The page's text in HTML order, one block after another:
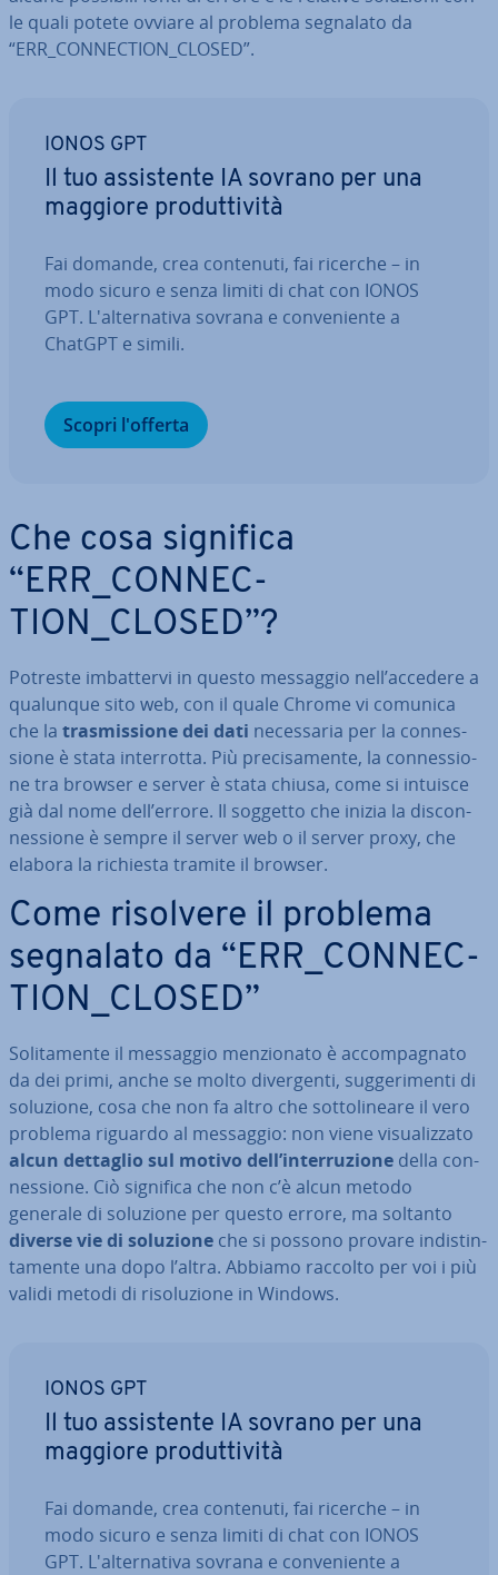
le quali potete ovviare al problema segnalato da
“ERR_CON­NEC­TION_CLOSED”.
IONOS GPT
Il tuo as­si­sten­te IA sovrano per una
maggiore pro­dut­ti­vi­tà
Fai domande, crea contenuti, fai ricerche – in
modo sicuro e senza limiti di chat con IONOS
GPT. L'al­ter­na­ti­va sovrana e con­ve­nien­te a
ChatGPT e simili.
Scopri l'offerta
Che cosa significa
“ERR_CON­NEC­
TION_CLOSED”?
Potreste im­bat­ter­vi in questo messaggio nell’accedere a
qualunque sito web, con il quale Chrome vi comunica
che la tra­smis­sio­ne dei dati ne­ces­sa­ria per la con­nes­
sio­ne è stata in­ter­rot­ta. Più pre­ci­sa­men­te, la con­nes­sio­
ne tra browser e server è stata chiusa, come si intuisce
già dal nome dell’errore. Il soggetto che inizia la di­scon­
nes­sio­ne è sempre il server web o il server proxy, che
elabora la richiesta tramite il browser.
Come risolvere il problema
segnalato da “ERR_CON­NEC­
TION_CLOSED”
So­li­ta­men­te il messaggio men­zio­na­to è ac­com­pa­gna­to
da dei primi, anche se molto di­ver­gen­ti, sug­ge­ri­men­ti di
soluzione, cosa che non fa altro che sot­to­li­nea­re il vero
problema riguardo al messaggio: non viene vi­sua­liz­za­to
alcun dettaglio sul motivo dell’in­ter­ru­zio­ne della con­
nes­sio­ne. Ciò significa che non c’è alcun metodo
generale di soluzione per questo errore, ma soltanto
diverse vie di soluzione che si possono provare in­di­stin­
ta­men­te una dopo l’altra. Abbiamo raccolto per voi i più
validi metodi di ri­so­lu­zio­ne in Windows.
IONOS GPT
Il tuo as­si­sten­te IA sovrano per una
maggiore pro­dut­ti­vi­tà
Fai domande, crea contenuti, fai ricerche – in
modo sicuro e senza limiti di chat con IONOS
GPT. L'al­ter­na­ti­va sovrana e con­ve­nien­te a